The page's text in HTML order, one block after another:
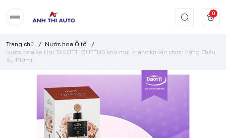
0
Trang chủ / Nước hoa Ô tô
/
Nước hoa Xe Hơi TASOTTI QUEENS khử mùi kháng khuẩn chính hãng Châu
Âu 100ml